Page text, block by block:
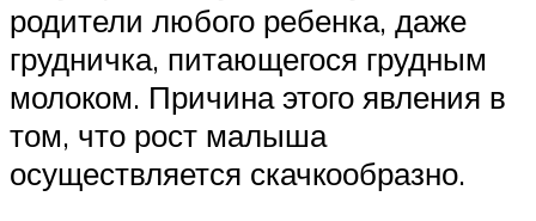
родители любого ребенка, даже
грудничка, питающегося грудным
молоком. Причина этого явления в
том, что рост малыша
осуществляется скачкообразно.